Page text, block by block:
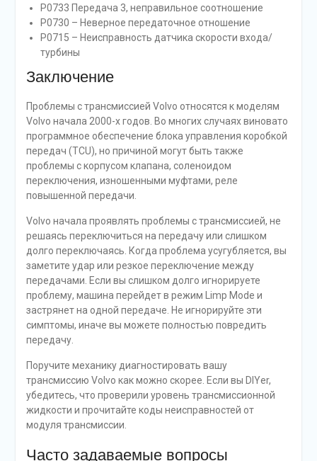
P0733 Передача 3, неправильное соотношение
P0730 – Неверное передаточное отношение
P0715 – Неисправность датчика скорости входа/
турбины
Заключение
Проблемы с трансмиссией Volvo относятся к моделям
Volvo начала 2000-х годов. Во многих случаях виновато
программное обеспечение блока управления коробкой
передач (TCU), но причиной могут быть также
проблемы с корпусом клапана, соленоидом
переключения, изношенными муфтами, реле
повышенной передачи.
Volvo начала проявлять проблемы с трансмиссией, не
решаясь переключиться на передачу или слишком
долго переключаясь. Когда проблема усугубляется, вы
заметите удар или резкое переключение между
передачами. Если вы слишком долго игнорируете
проблему, машина перейдет в режим Limp Mode и
застрянет на одной передаче. Не игнорируйте эти
симптомы, иначе вы можете полностью повредить
передачу.
Поручите механику диагностировать вашу
трансмиссию Volvo как можно скорее. Если вы DIYer,
убедитесь, что проверили уровень трансмиссионной
жидкости и прочитайте коды неисправностей от
модуля трансмиссии.
Часто задаваемые вопросы